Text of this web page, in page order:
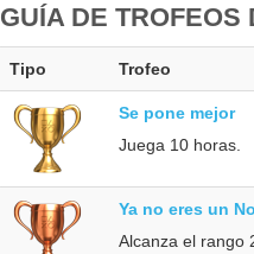
GUÍA DE TROFEOS
Tipo Trofeo
Se pone mejor
Juega 10 horas.
Ya no eres un
Alcanza el rango